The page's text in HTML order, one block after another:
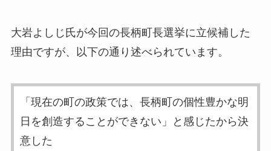
大岩よしじ氏が今回の長柄町長選挙に立候補した
理由ですが、以下の通り述べられています。
「現在の町の政策では、長柄町の個性豊かな明
日を創造することができない」と感じたから決
意した